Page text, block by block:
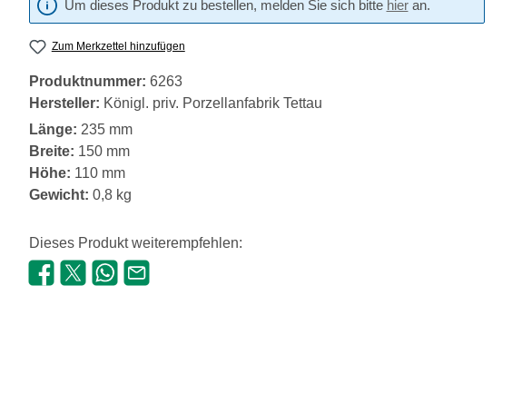
Um dieses Produkt zu bestellen, melden Sie sich bitte hieran.
Zum Merkzettel hinzufügen
Produktnummer: 6263
Hersteller: Königl. priv. Porzellanfabrik Tettau
Länge: 235 mm
Breite: 150 mm
Höhe: 110 mm
Gewicht: 0,8 kg
Dieses Produkt weiterempfehlen: